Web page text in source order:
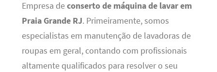
Empresa deconserto de máquina de lavar em
Praia Grande RJ. Primeiramente, somos
especialistas em manutenção de lavadoras de
roupas em geral, contando com profissionais
altamente qualificados para resolver o seu